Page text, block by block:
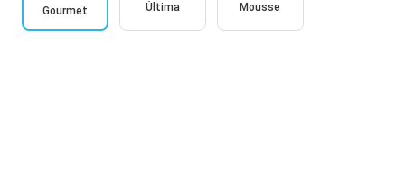
Gourmet Última Mousse